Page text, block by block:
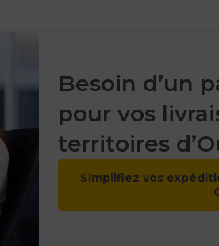
Besoin d’un
pour vos
territoires
Simplifiez vos